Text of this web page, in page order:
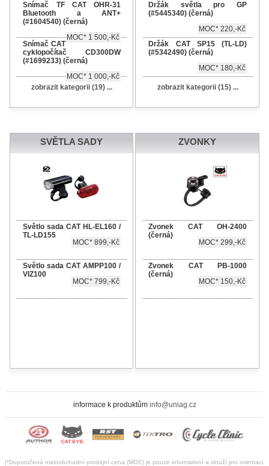
Snímač TF CAT OHR-31
Bluetooth a ANT+
(#1604540) (černá)
MOC* 1 500,-Kč
Snímač CAT
cyklopočítač CD300DW
(#1699233) (černá)
MOC* 1 000,-Kč
zobrazit kategorii (19) ...
Držák světla pro GP
(#5445340) (černá)
MOC* 220,-Kč
Držák CAT SP15 (TL-LD)
(#5342490) (černá)
MOC* 180,-Kč
zobrazit kategorii (15) ...
SVĚTLA SADY
Světlo sada CAT HL-EL160 /
TL-LD155
MOC* 899,-Kč
Světlo sada CAT AMPP100 /
VIZ100
MOC* 799,-Kč
ZVONKY
Zvonek CAT OH-2400
(černá)
MOC* 299,-Kč
Zvonek CAT PB-1000
(černá)
MOC* 150,-Kč
informace k produktům info@uniag.cz
|*Doporučená maloobchodní prodejní cena (MOC) je pouze informativní a slouží pro orientaci.